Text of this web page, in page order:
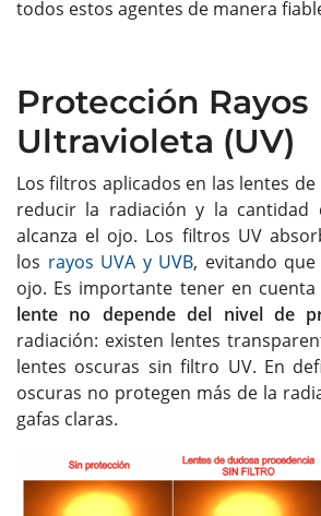
todos estos agentes de manera
Protección Rayos
Ultravioleta (UV)
Los filtros aplicados en las lentes
reducir la radiación y la cantidad
alcanza el ojo. Los filtros UV
los rayos UVA y UVB, evitando
ojo. Es importante tener en
lente no depende del nivel de
radiación: existen lentes
lentes oscuras sin filtro UV. En
oscuras no protegen más de la
gafas claras.